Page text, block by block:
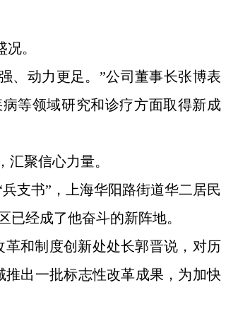
。
、动力更足。”公司董事长张博表
等领域研究和诊疗方面取得新成
聚信心力量。
支书”，上海华阳路街道华二居民
经成了他奋斗的新阵地。
和制度创新处处长郭晋说，对历
出一批标志性改革成果，为加快